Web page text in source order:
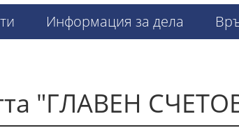
Информация за дела
"ГЛАВЕН